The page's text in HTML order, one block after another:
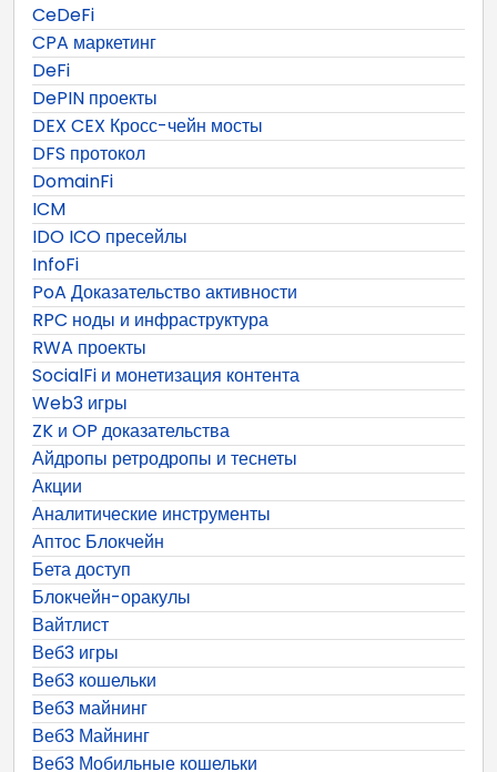
CeDeFi
CPA маркетинг
DeFi
DePIN проекты
DEX CEX Кросс-чейн мосты
DFS протокол
DomainFi
ICM
IDO ICO пресейлы
InfoFi
PoA Доказательство активности
RPC ноды и инфраструктура
RWA проекты
SocialFi и монетизация контента
Web3 игры
ZK и OP доказательства
Айдропы ретродропы и теснеты
Акции
Аналитические инструменты
Аптос Блокчейн
Бета доступ
Блокчейн-оракулы
Вайтлист
Веб3 игры
Веб3 кошельки
Веб3 майнинг
Веб3 Майнинг
Веб3 Мобильные кошельки